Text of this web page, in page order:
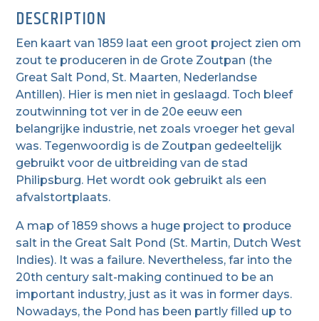
DESCRIPTION
Een kaart van 1859 laat een groot project zien om
zout te produceren in de Grote Zoutpan (the
Great Salt Pond, St. Maarten, Nederlandse
Antillen). Hier is men niet in geslaagd. Toch bleef
zoutwinning tot ver in de 20e eeuw een
belangrijke industrie, net zoals vroeger het geval
was. Tegenwoordig is de Zoutpan gedeeltelijk
gebruikt voor de uitbreiding van de stad
Philipsburg. Het wordt ook gebruikt als een
afvalstortplaats.
A map of 1859 shows a huge project to produce
salt in the Great Salt Pond (St. Martin, Dutch West
Indies). It was a failure. Nevertheless, far into the
20th century salt-making continued to be an
important industry, just as it was in former days.
Nowadays, the Pond has been partly filled up to